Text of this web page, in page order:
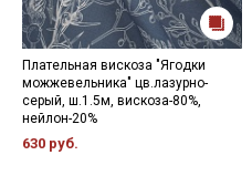
Плательная вискоза "Ягодки
можжевельника" цв.лазурно-
серый, ш.1.5м, вискоза-80%,
нейлон-20%
630 руб.